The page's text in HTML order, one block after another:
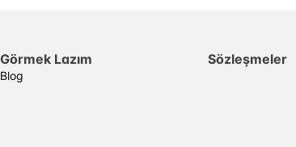
Görmek Lazım
Blog
Sözleşmeler